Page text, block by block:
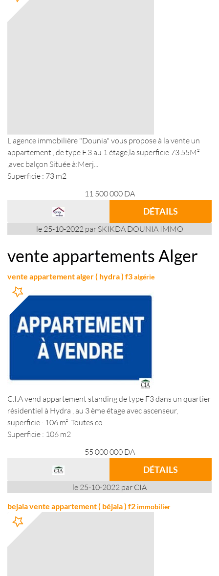
L agence immobilière "Dounia" vous propose à la vente un
appartement , de type F.3 au 1 étage,la superficie 73.55M²
,avec balçon Située à:Merj...
Superficie : 73 m2
11 500 000 DA
DÉTAILS
le 25-10-2022 par SKIKDA DOUNIA IMMO
vente appartements Alger
vente appartement alger ( hydra ) f3algérie
C.I.A vend appartement standing de type F3 dans un quartier
résidentiel à Hydra , au 3 ème étage avec ascenseur,
superficie : 106 m². Toutes co...
Superficie : 106 m2
55 000 000 DA
DÉTAILS
le 25-10-2022 par CIA
bejaia vente appartement ( béjaia ) f2 immobilier